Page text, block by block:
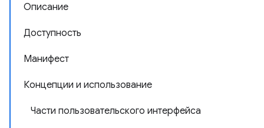
Описание
Доступность
Манифест
Концепции и использование
Части пользовательского интерфейса